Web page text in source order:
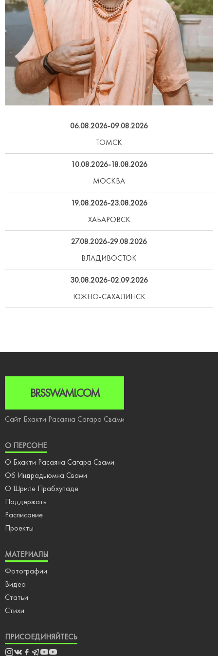
06.08.2026-09.08.2026
ТОМСК
10.08.2026-18.08.2026
МОСКВА
19.08.2026-23.08.2026
ХАБАРОВСК
27.08.2026-29.08.2026
ВЛАДИВОСТОК
30.08.2026-02.09.2026
ЮЖНО-САХАЛИНСК
BRSSWAMI.COM
Сайт Бхакти Расаяна Сагара Свами
О ПЕРСОНЕ
О Бхакти Расаяна Сагара Свами
Об Индрадьюмна Свами
О Шриле Прабхупаде
Поддержать
Расписание
Проекты
МАТЕРИАЛЫ
Фотографии
Видео
Статьи
Стихи
ПРИСОЕДИНЯЙТЕСЬ